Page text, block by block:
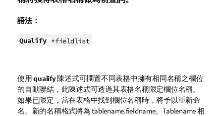
語法：
Qualify *fieldlist
使用qualify陳述式可擱置不同表格中擁有相同名稱之欄位
的自動聯結，此陳述式可透過其表格名稱限定欄位名稱。
如果已限定，當在表格中找到欄位名稱時，將予以重新命
名。新的名稱格式將為tablename.fieldname。Tablename相